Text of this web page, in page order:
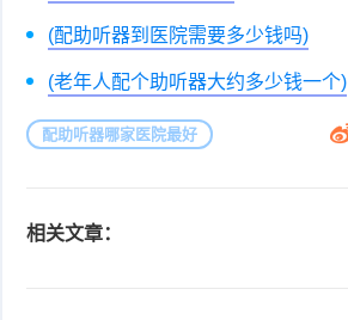
(配助听器到医院需要多少钱吗)
(老年人配个助听器大约多少钱一个)
配助听器哪家医院最好
相关文章：